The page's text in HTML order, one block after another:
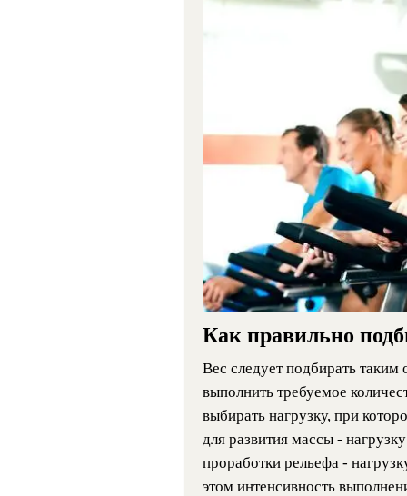
Как правильно
Вес следует подбирать
выполнить требуемое
выбирать нагрузку, при
для развития массы -
проработки рельефа -
этом интенсивность